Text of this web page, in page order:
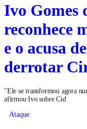
Ivo Gomes
reconhece
e o acusa
derrotar
"Ele se transformou agora
afirmou Ivo sobre Cid
Ataque